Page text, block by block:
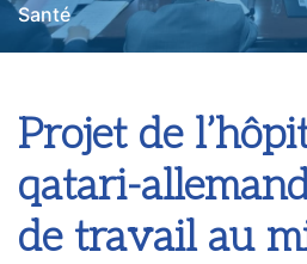
Santé
Projet de
qatari-
de travail au